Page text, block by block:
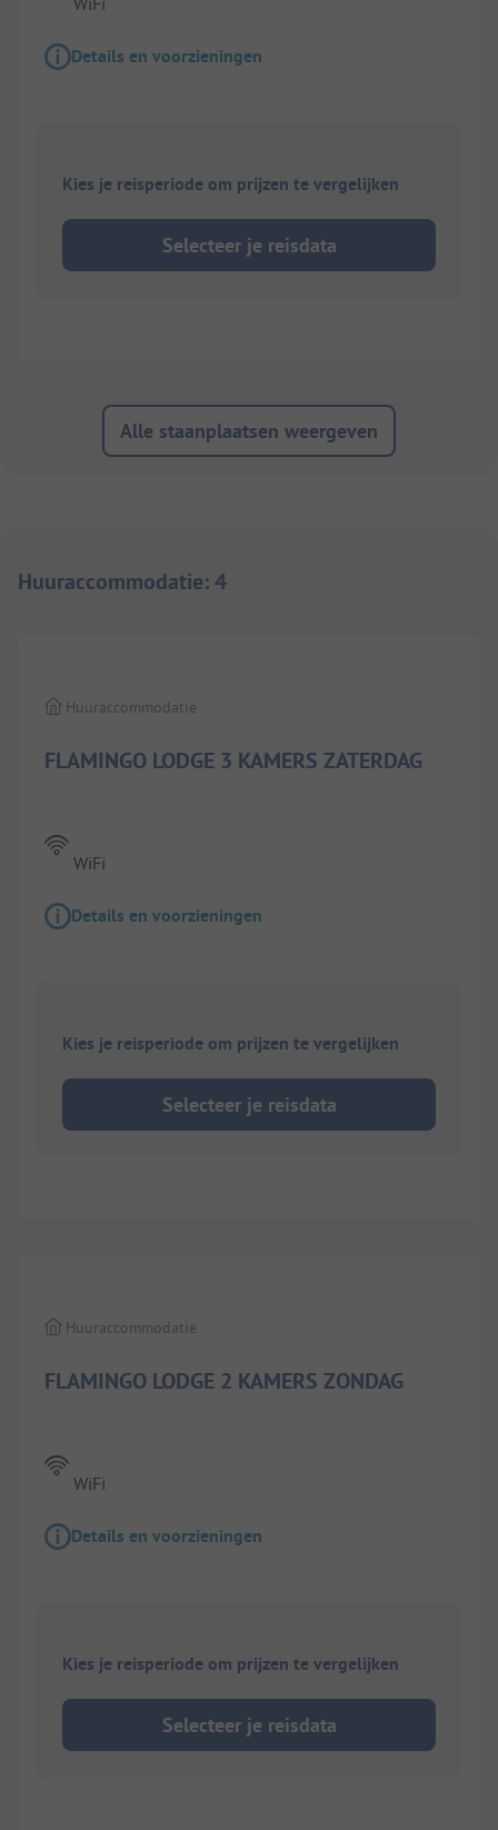
Details en voorzieningen
Kies je reisperiode om prijzen te vergelijken
Selecteer je reisdata
Alle staanplaatsen weergeven
Huuraccommodatie:4
FLAMINGO LODGE 3 KAMERS ZATERDAG
Huuraccommodatie
WiFi
Details en voorzieningen
Kies je reisperiode om prijzen te vergelijken
Selecteer je reisdata
FLAMINGO LODGE 2 KAMERS ZONDAG
Huuraccommodatie
WiFi
Details en voorzieningen
Kies je reisperiode om prijzen te vergelijken
Selecteer je reisdata